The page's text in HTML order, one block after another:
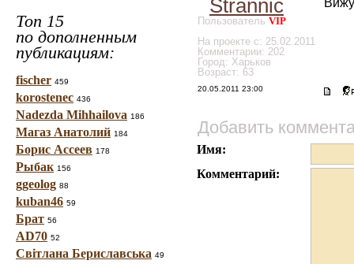
Топ 15
по дополненным
публикациям:
fischer 459
korostenec 436
Nadezda Mihhailova 186
Магаз Анатолий 184
Борис Ассеев 178
Рыбак 156
ggeolog 88
kuban46 59
Брат 56
AD70 52
Світлана Бериславська 49
Strannic
Пользователь VIP
На проекте с: 25.02.2011
Комментарии: 202
Город: Харьков
Возраст: 63
20.05.2011 23:00
Добавить
Имя:
Комментарий: